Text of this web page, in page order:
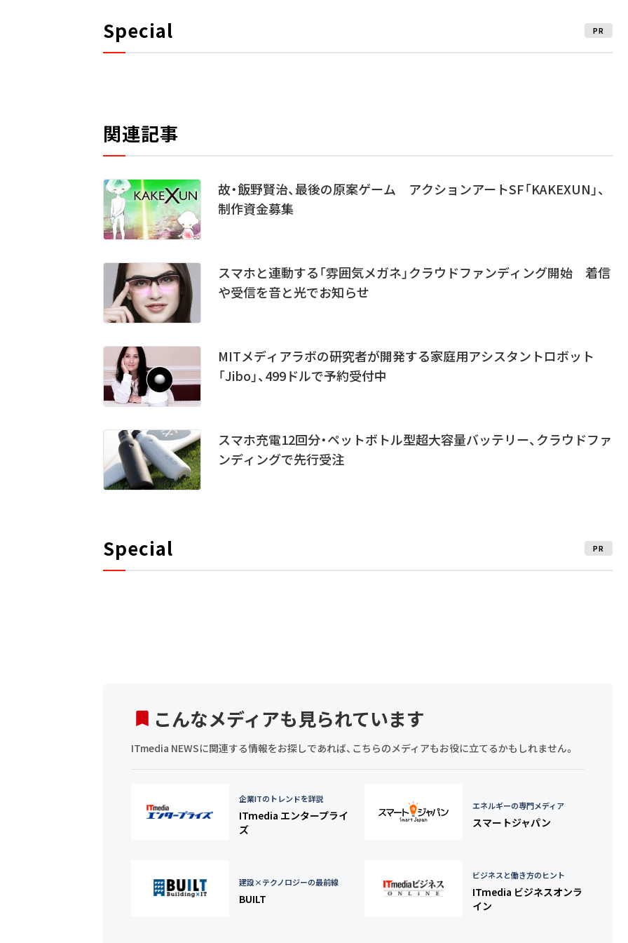
Special PR
関連記事
故・飯野賢治、最後の原案ゲーム アクションアートSF「KAKEXUN」、
制作資金募集
スマホと連動する「雰囲気メガネ」クラウドファンディング開始 着信
や受信を音と光でお知らせ
MITメディアラボの研究者が開発する家庭用アシスタントロボット
「Jibo」、499ドルで予約受付中
スマホ充電12回分・ペットボトル型超大容量バッテリー、クラウドファ
ンディングで先行受注
Special PR
こんなメディアも見られています
ITmedia NEWSに関連する情報をお探しであれば、こちらのメディアもお役に立てるかもしれません。
企業ITのトレンドを詳説
ITmedia エンタープライ
ズ
エネルギーの専門メディア
スマートジャパン
建設×テクノロジーの最前線
BUILT
ビジネスと働き方のヒント
ITmedia ビジネスオンラ
イン